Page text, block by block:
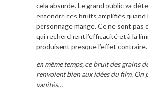
cela absurde. Le grand public va
entendre ces bruits amplifiés quand
personnage mange. Ce ne sont pas
qui recherchent l’efficacité et à la
produisent presque l’effet
en même temps, ce bruit des grains
renvoient bien aux idées du film. On
vanités…